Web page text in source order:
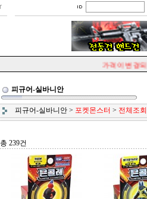
가격이 변경되
피규어-실바니안
피규어-실바니안 > 포켓몬스터 > 전체조회
총 239건